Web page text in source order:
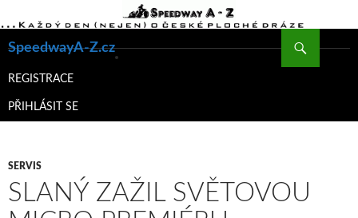
SpeedwayA-Z.cz
K
WEBU
REGISTRACE
PŘIHLÁSIT SE
SERVIS
SLANÝ ZAŽIL SVĚTOVOU